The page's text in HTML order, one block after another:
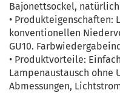
Bajonettsockel,
• Produkteigenschaften:
konventionellen
GU10.
• Produktvorteile:
Lampenaustausch ohne
Abmessungen,